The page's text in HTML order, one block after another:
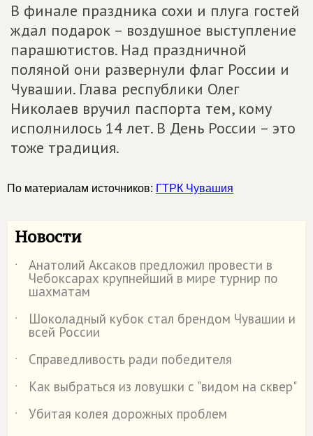
В финале праздника сохи и плуга гостей
ждал подарок – воздушное выступление
парашютистов. Над праздничной
поляной они развернули флаг России и
Чувашии. Глава республики Олег
Николаев вручил паспорта тем, кому
исполнилось 14 лет. В День России – это
тоже традиция.
По материалам источников: ГТРК Чувашия
Новости
˙ Анатолий Аксаков предложил провести в
Чебоксарах крупнейший в мире турнир по
шахматам
˙
Шоколадный кубок стал брендом Чувашии и
всей России
˙
Справедливость ради победителя
˙
Как выбраться из ловушки с "видом на сквер"
˙
Убитая колея дорожных проблем